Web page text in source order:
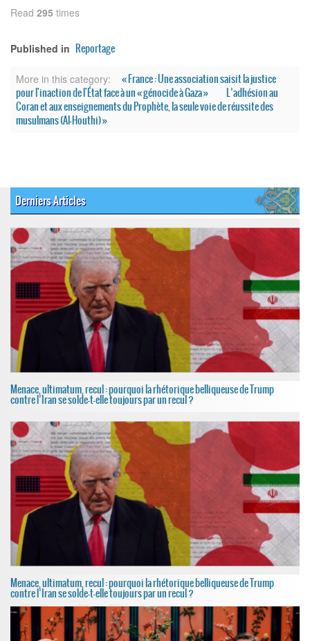
Read 295 times
Published in Reportage
More in this category:
« France : Une association saisit la justice
pour l'inaction de l'État face à un « génocide à Gaza »
L’adhésion au
Coran et aux enseignements du Prophète, la seule voie de réussite des
musulmans (Al-Houthi) »
Derniers Articles
Menace, ultimatum, recul : pourquoi la rhétorique belliqueuse de Trump
contre l’Iran se solde-t-elle toujours par un recul ?
Menace, ultimatum, recul : pourquoi la rhétorique belliqueuse de Trump
contre l’Iran se solde-t-elle toujours par un recul ?